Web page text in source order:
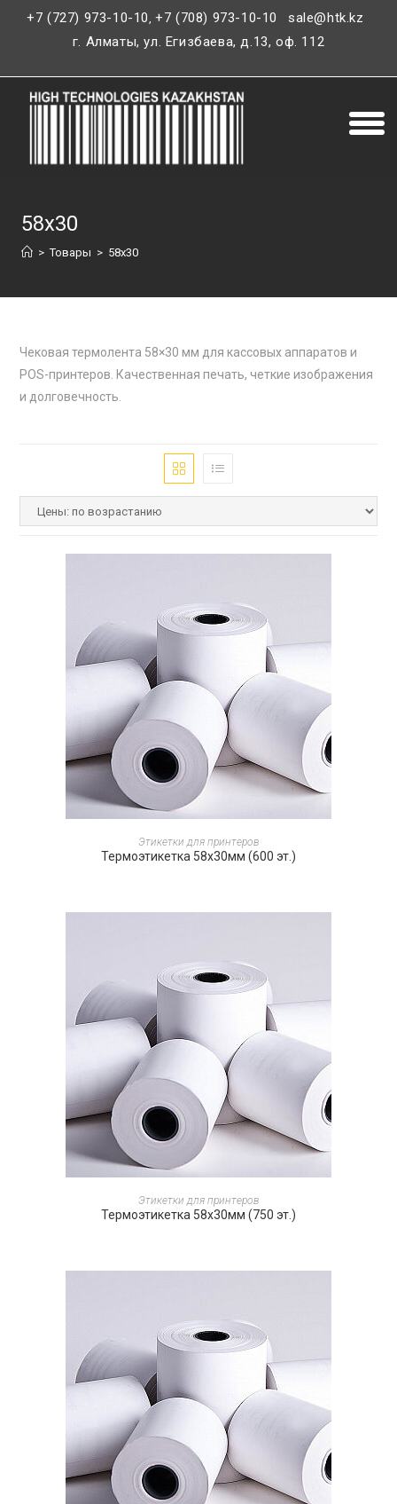
+7 (727) 973-10-10,+7 (708) 973-10-10
sale@htk.kz
г. Алматы, ул. Егизбаева, д.13, оф. 112
58х30
> Товары > 58х30
Чековая термолента 58×30 мм для кассовых аппаратов и
POS-принтеров. Качественная печать, четкие изображения
и долговечность.
ПОДРОБНЕЕ
Этикетки для принтеров
Термоэтикетка 58х30мм (600 эт.)
ПОДРОБНЕЕ
Этикетки для принтеров
Термоэтикетка 58х30мм (750 эт.)